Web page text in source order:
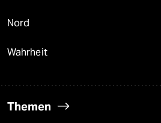
Nord
Wahrheit
Themen